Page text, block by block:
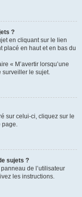
?
en cliquant sur le lien
placé en haut et en bas du
« M’avertir lorsqu’une
surveiller le sujet.
sur celui-ci, cliquez sur le
page.
sujets ?
de l’utilisateur
les instructions.